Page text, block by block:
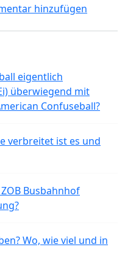
verlieren wir
hinzufügen
eigentlich
überwiegend mit
Confuseball?
verbreitet ist es und
Busbahnhof
Wo, wie viel und in